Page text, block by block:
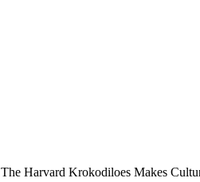
The Harvard Krokodiloes Makes